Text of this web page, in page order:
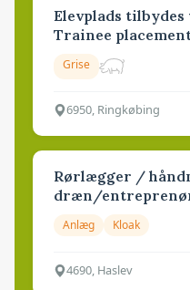
Elevplads
Trainee
Grise
6950, Ringkøbing
Rørlægger /
dræn/
Anlæg Kloak
4690, Haslev